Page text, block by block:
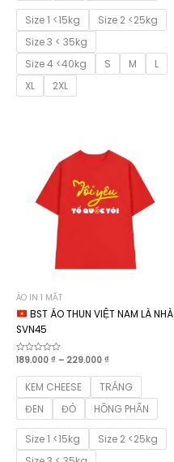
Size 1 <15kg
Size 2 <25kg
Size 3 < 35kg
Size 4 <40kg
S M
L
XL
2XL
ÁO IN 1 MẶT
BST ÁO THUN VIỆT NAM LÀ NHÀ
SVN45
Được
hạng
sao
189.000 ₫ – 229.000 ₫
từ
189.000 ₫
đến
229.000 ₫
KEM CHEESE
TRẮNG
ĐEN
ĐỎ HỒNG PHẤN
Size 1 <15kg
Size 2 <25kg